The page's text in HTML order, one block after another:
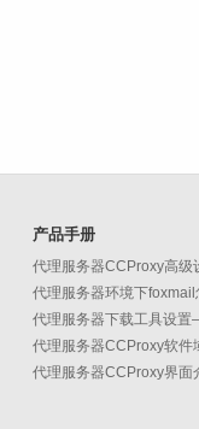
产品手册
代理服务器环境下
代理服务器CCProxy软件
代理服务器CCProxy界面